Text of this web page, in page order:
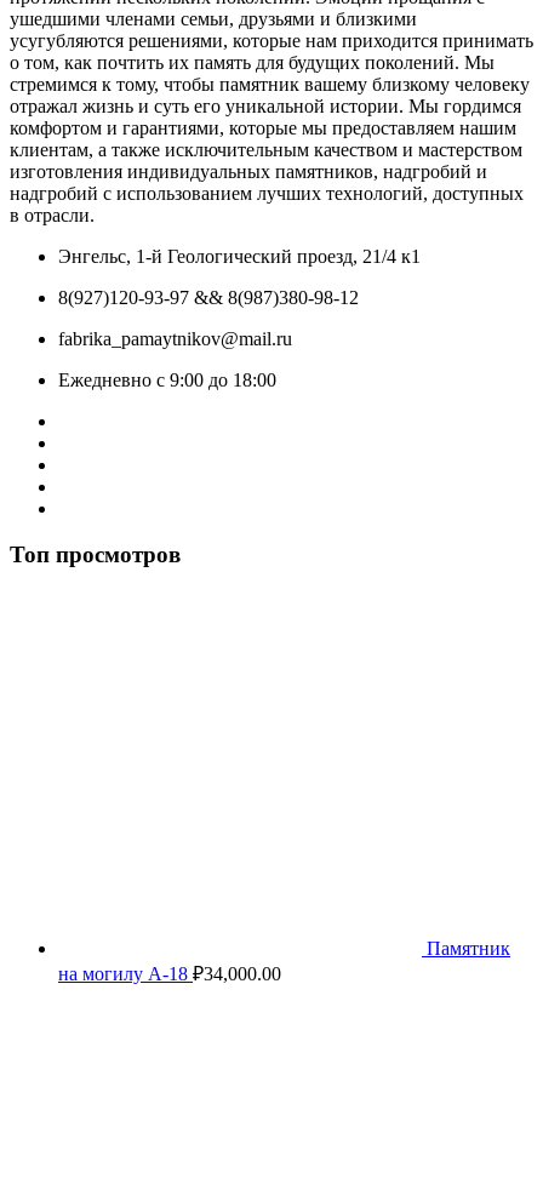
ушедшими членами семьи, друзьями и близкими
усугубляются решениями, которые нам приходится принимать
о том, как почтить их память для будущих поколений. Мы
стремимся к тому, чтобы памятник вашему близкому человеку
отражал жизнь и суть его уникальной истории. Мы гордимся
комфортом и гарантиями, которые мы предоставляем нашим
клиентам, а также исключительным качеством и мастерством
изготовления индивидуальных памятников, надгробий и
надгробий с использованием лучших технологий, доступных
в отрасли.
Энгельс, 1-й Геологический проезд, 21/4 к1
8(927)120-93-97 && 8(987)380-98-12
fabrika_pamaytnikov@mail.ru
Ежедневно с 9:00 до 18:00
Топ просмотров
Памятник
на могилу А-18 ₽34,000.00